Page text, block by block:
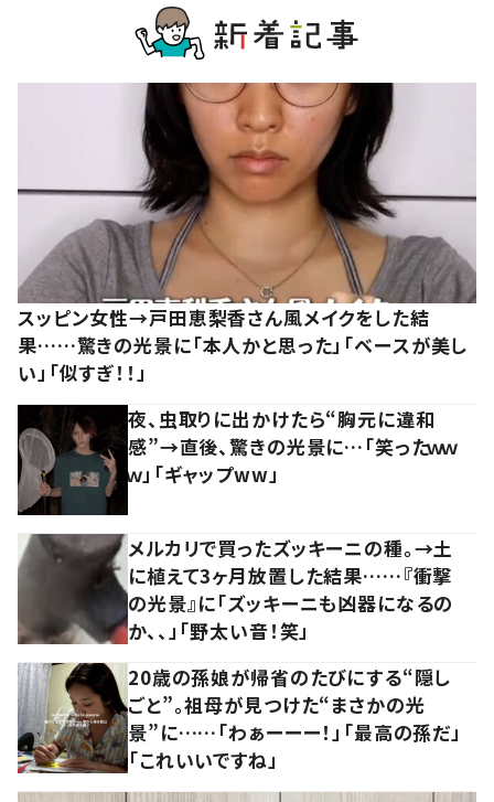
スッピン女性→戸田恵梨香さん風メイクをした結
果……驚きの光景に「本人かと思った」「ベースが美し
い」「似すぎ！！」
夜、虫取りに出かけたら“胸元に違和
感”→直後、驚きの光景に…「笑ったｗｗ
ｗ」「ギャップww」
メルカリで買ったズッキーニの種。→土
に植えて3ヶ月放置した結果……『衝撃
の光景』に「ズッキーニも凶器になるの
か、、」「野太い音！笑」
20歳の孫娘が帰省のたびにする“隠し
ごと”。祖母が見つけた“まさかの光
景”に……「わぁーーー！」「最高の孫だ」
「これいいですね」